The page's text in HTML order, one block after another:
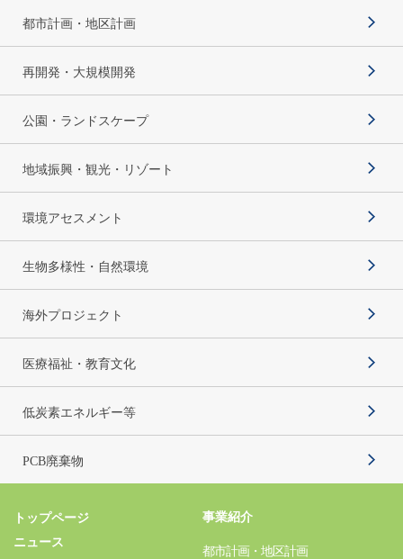
都市計画・地区計画
再開発・大規模開発
公園・ランドスケープ
地域振興・観光・リゾート
環境アセスメント
生物多様性・自然環境
海外プロジェクト
医療福祉・教育文化
低炭素エネルギー等
PCB廃棄物
トップページ
ニュース
事業紹介
都市計画・地区計画